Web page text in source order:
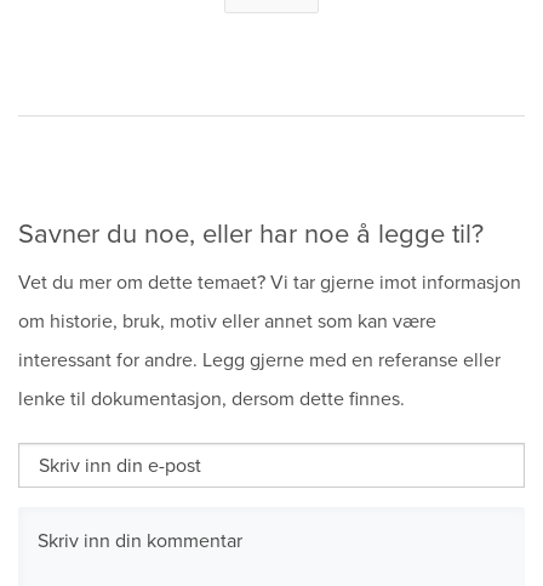
Savner du noe, eller har noe å legge til?
Vet du mer om dette temaet? Vi tar gjerne imot informasjon
om historie, bruk, motiv eller annet som kan være
interessant for andre. Legg gjerne med en referanse eller
lenke til dokumentasjon, dersom dette finnes.